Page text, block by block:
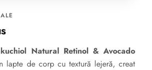
Natural Retinol & Avocado
lapte de corp cu textură lejeră, creat